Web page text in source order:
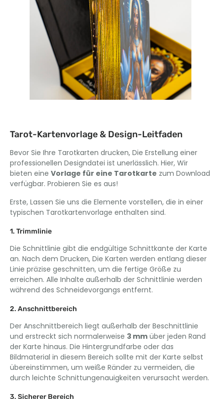
Tarot-Kartenvorlage & Design-Leitfaden
Bevor Sie Ihre Tarotkarten drucken, Die Erstellung einer
professionellen Designdatei ist unerlässlich. Hier, Wir
bieten eine Vorlage für eine Tarotkarte zum Download
verfügbar. Probieren Sie es aus!
Erste, Lassen Sie uns die Elemente vorstellen, die in einer
typischen Tarotkartenvorlage enthalten sind.
1. Trimmlinie
Die Schnittlinie gibt die endgültige Schnittkante der Karte
an. Nach dem Drucken, Die Karten werden entlang dieser
Linie präzise geschnitten, um die fertige Größe zu
erreichen. Alle Inhalte außerhalb der Schnittlinie werden
während des Schneidevorgangs entfernt.
2. Anschnittbereich
Der Anschnittbereich liegt außerhalb der Beschnittlinie
und erstreckt sich normalerweise 3 mm über jeden Rand
der Karte hinaus. Die Hintergrundfarbe oder das
Bildmaterial in diesem Bereich sollte mit der Karte selbst
übereinstimmen, um weiße Ränder zu vermeiden, die
durch leichte Schnittungenauigkeiten verursacht werden.
3. Sicherer Bereich